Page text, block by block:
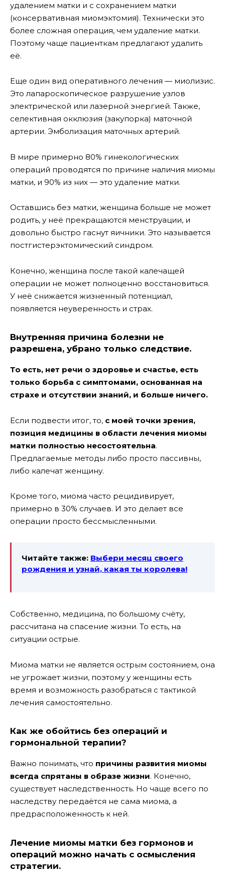
удалением матки и с сохранением матки
(консервативная миомэктомия). Технически это
более сложная операция, чем удаление матки.
Поэтому чаще пациенткам предлагают удалить
её.
Еще один вид оперативного лечения — миолизис.
Это лапароскопическое разрушение узлов
электрической или лазерной энергией. Также,
селективная окклюзия (закупорка) маточной
артерии. Эмболизация маточных артерий.
В мире примерно 80% гинекологических
операций проводятся по причине наличия миомы
матки, и 90% из них — это удаление матки.
Оставшись без матки, женщина больше не может
родить, у неё прекращаются менструации, и
довольно быстро гаснут яичники. Это называется
постгистерэктомический синдром.
Конечно, женщина после такой калечащей
операции не может полноценно восстановиться.
У неё снижается жизненный потенциал,
появляется неуверенность и страх.
Внутренняя причина болезни не
разрешена, убрано только следствие.
То есть, нет речи о здоровье и счастье, есть
только борьба с симптомами, основанная на
страхе и отсутствии знаний, и больше ничего.
Если подвести итог, то, с моей точки зрения,
позиция медицины в области лечения миомы
матки полностью несостоятельна.
Предлагаемые методы либо просто пассивны,
либо калечат женщину.
Кроме того, миома часто рецидивирует,
примерно в 30% случаев. И это делает все
операции просто бессмысленными.
Читайте также: Выбери месяц своего
рождения и узнай, какая ты королева!
Собственно, медицина, по большому счёту,
рассчитана на спасение жизни. То есть, на
ситуации острые.
Миома матки не является острым состоянием, она
не угрожает жизни, поэтому у женщины есть
время и возможность разобраться с тактикой
лечения самостоятельно.
Как же обойтись без операций и
гормональной терапии?
Важно понимать, что причины развития миомы
всегда спрятаны в образе жизни. Конечно,
существует наследственность. Но чаще всего по
наследству передаётся не сама миома, а
предрасположенность к ней.
Лечение миомы матки без гормонов и
операций можно начать с осмысления
стратегии.